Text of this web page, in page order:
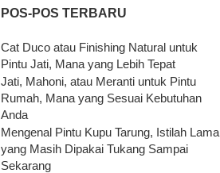
POS-POS TERBARU
Cat Duco atau Finishing Natural untuk
Pintu Jati, Mana yang Lebih Tepat
Jati, Mahoni, atau Meranti untuk Pintu
Rumah, Mana yang Sesuai Kebutuhan
Anda
Mengenal Pintu Kupu Tarung, Istilah Lama
yang Masih Dipakai Tukang Sampai
Sekarang